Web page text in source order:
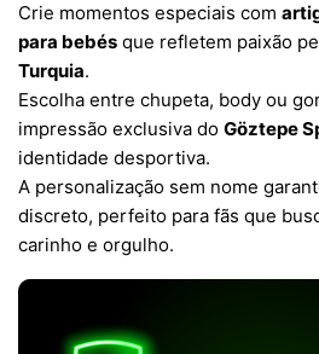
Crie momentos especiais com
para bebés que refletem paixão
Turquia.
Escolha entre chupeta, body ou
impressão exclusiva do Göztepe
identidade desportiva.
A personalização sem nome
discreto, perfeito para fãs que
carinho e orgulho.